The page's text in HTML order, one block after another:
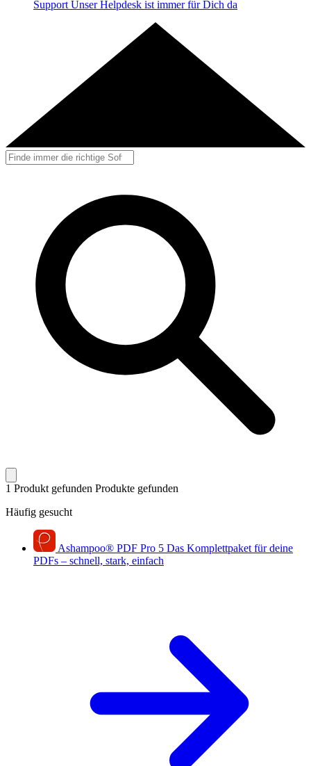
Support Unser Helpdesk ist immer für Dich da
1 Produkt gefunden Produkte gefunden
Häufig gesucht
Ashampoo® PDF Pro 5 Das Komplettpaket für deine
PDFs – schnell, stark, einfach